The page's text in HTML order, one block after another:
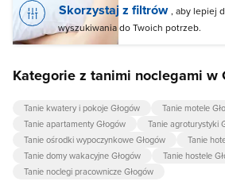
Skorzystaj z filtrów , aby lepiej
wyszukiwania do Twoich potrzeb.
Kategorie z tanimi noclegami w
Tanie kwatery i pokoje Głogów
Tanie motele
Tanie apartamenty Głogów
Tanie agroturystyki
Tanie ośrodki wypoczynkowe Głogów
Tanie
Tanie domy wakacyjne Głogów
Tanie hostele
Tanie noclegi pracownicze Głogów